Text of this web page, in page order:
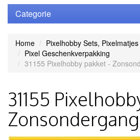
Categorie
Home
Pixelhobby Sets, Pixelmatjes
Pixel Geschenkverpakking
31155 Pixelhobby pakket -
31155
Zonsondergang